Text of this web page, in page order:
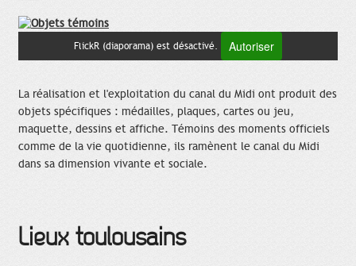
FlickR (diaporama) est désactivé. Autoriser
La réalisation et l'exploitation du canal du Midi ont produit des
objets spécifiques : médailles, plaques, cartes ou jeu,
maquette, dessins et affiche. Témoins des moments officiels
comme de la vie quotidienne, ils ramènent le canal du Midi
dans sa dimension vivante et sociale.
Lieux toulousains